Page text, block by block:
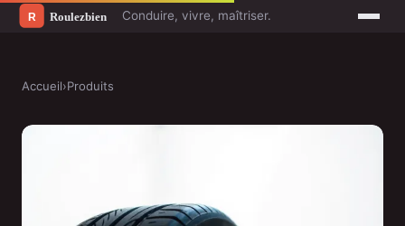
Conduire, vivre, maîtriser.
Accueil›Produits